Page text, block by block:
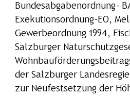
Bundesabgabenordnung-
Exekutionsordnung-EO,
Gewerbeordnung 1994,
Salzburger
der Salzburger
zur Neufestsetzung der